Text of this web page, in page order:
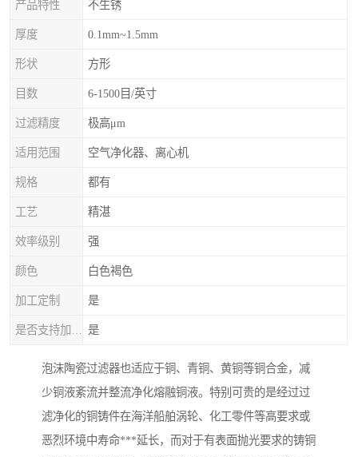
产品特性 不生锈
厚度 0.1mm~1.5mm
形状 方形
目数 6-1500目/英寸
过滤精度 极高μm
适用范围 空气净化器、离心机
规格 都有
工艺 精湛
效率级别 强
颜色 白色褐色
加工定制 是
是
泡沫陶瓷过滤器也适应于铜、青铜、黄铜等铜合金，减
少铜液紊流并整流净化熔融铜液。特别可贵的是经过过
滤净化的铜铸件在海洋船舶涡轮、化工零件等高要求或
恶烈环境中寿命***延长，而对于有表面抛光要求的铸铜